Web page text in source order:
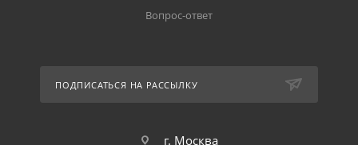
Вопрос-ответ
ПОДПИСАТЬСЯ НА РАССЫЛКУ
г. Москва